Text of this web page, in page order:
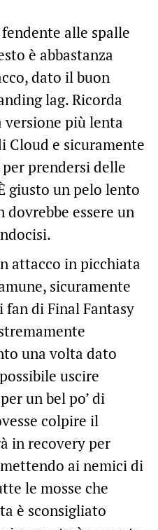
alle spalle
è abbastanza
dato il buon
lag. Ricorda
versione più lenta
Cloud e sicuramente
prendersi delle
giusto un pelo lento
dovrebbe essere un
attacco in picchiata
sicuramente
fan di Final Fantasy
una volta dato
uscire
un bel po’ di
colpire il
in recovery per
ai nemici di
le mosse che
è sconsigliato